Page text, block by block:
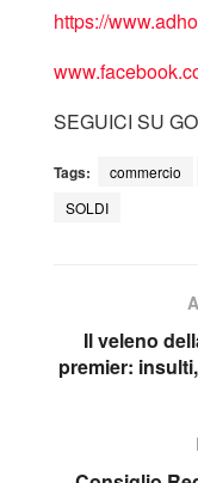
https://
SEGUICI SU
Tags: commercio
SOLDI
Il veleno
premier: